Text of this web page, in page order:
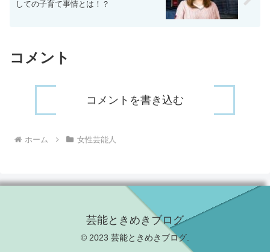
しての子育て事情とは！？
コメント
コメントを書き込む
ホーム 女性芸能人
芸能ときめきブログ
© 2023 芸能ときめきブログ.